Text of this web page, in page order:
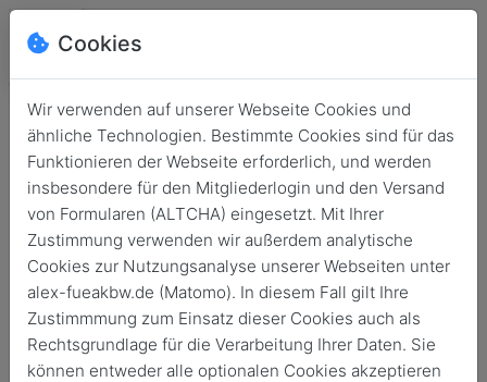
Login
Keine Zugangsdaten?
Cookies
Wir verwenden auf unserer Webseite Cookies und
ähnliche Technologien. Bestimmte Cookies sind für das
Funktionieren der Webseite erforderlich, und werden
insbesondere für den Mitgliederlogin und den Versand
von Formularen (ALTCHA) eingesetzt. Mit Ihrer
Zustimmung verwenden wir außerdem analytische
Cookies zur Nutzungsanalyse unserer Webseiten unter
alex-fueakbw.de (Matomo). In diesem Fall gilt Ihre
Zustimmmung zum Einsatz dieser Cookies auch als
Rechtsgrundlage für die Verarbeitung Ihrer Daten. Sie
können entweder alle optionalen Cookies akzeptieren